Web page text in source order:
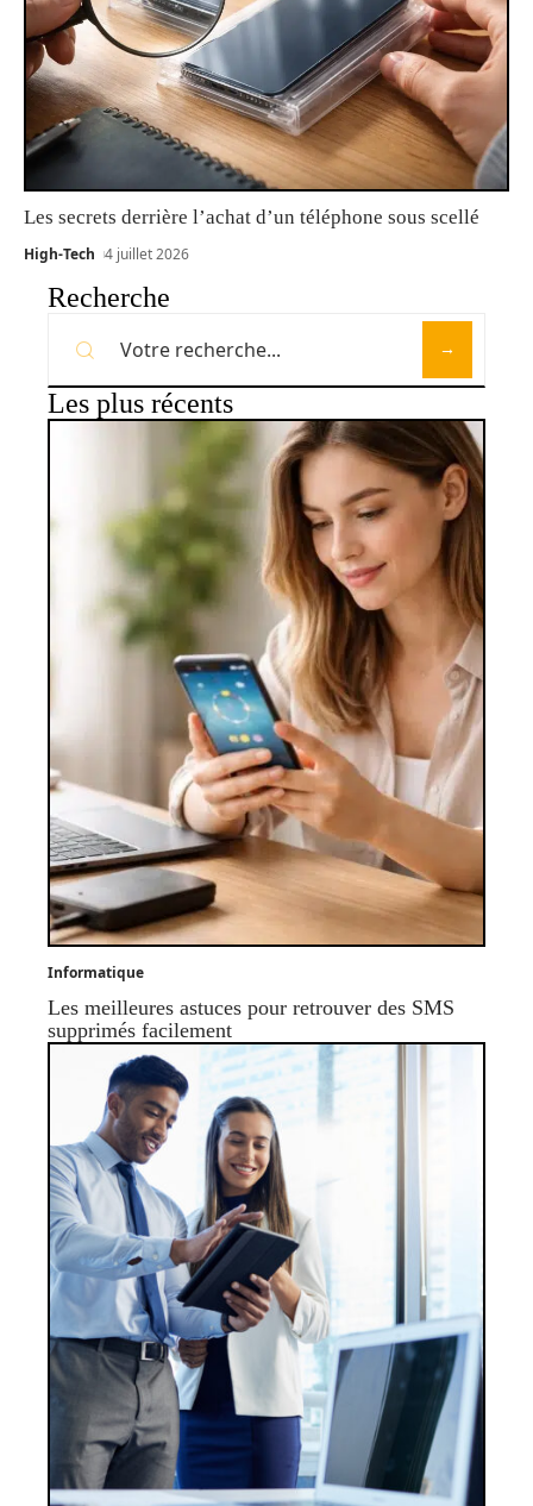
Les secrets derrière l’achat d’un téléphone sous scellé
High-Tech 4 juillet 2026
Recherche
Les plus récents
Informatique
Les meilleures astuces pour retrouver des SMS
supprimés facilement